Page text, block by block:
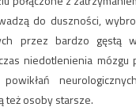
do duszności,
przez bardzo gęstą
niedotlenienia
powikłań
też osoby starsze.